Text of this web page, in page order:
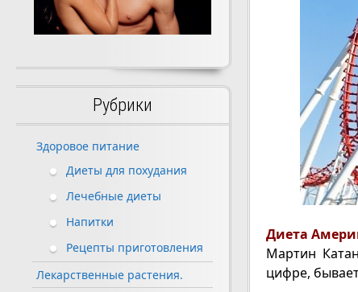
Диета
Мартин
цифре,
Рубрики
Здоровое питание
Диеты для похудания
Лечебные диеты
Напитки
Рецепты приготовления
Лекарственные растения.